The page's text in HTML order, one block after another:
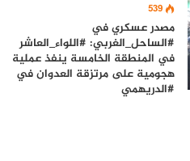
539
مصدر عسكري في
#الساحل_الغربي: #اللواء_العاشر
في المنطقة الخامسة ينفذ عملية
هجومية على مرتزقة العدوان في
#الدريهمي